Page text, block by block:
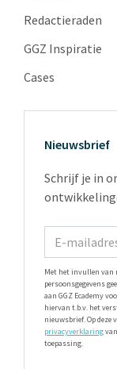
Redactieraden
GGZ Inspiratie
Cases
Nieuwsbrief
Schrijf je in
Met het invullen van
persoonsgegevens
aan GGZ Ecademy
hiervan t.b.v. het
nieuwsbrief. Op deze
privacyverklaring
toepassing.